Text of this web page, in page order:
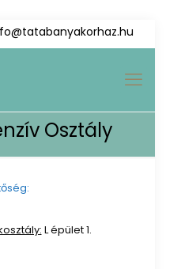
Osztály
L épület 1.